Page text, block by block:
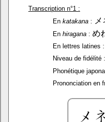
Transcription n°1 :
En katakana: メ
En hiragana: め
En lettres latines :
Niveau de fidélité :
Phonétique
Prononciation en